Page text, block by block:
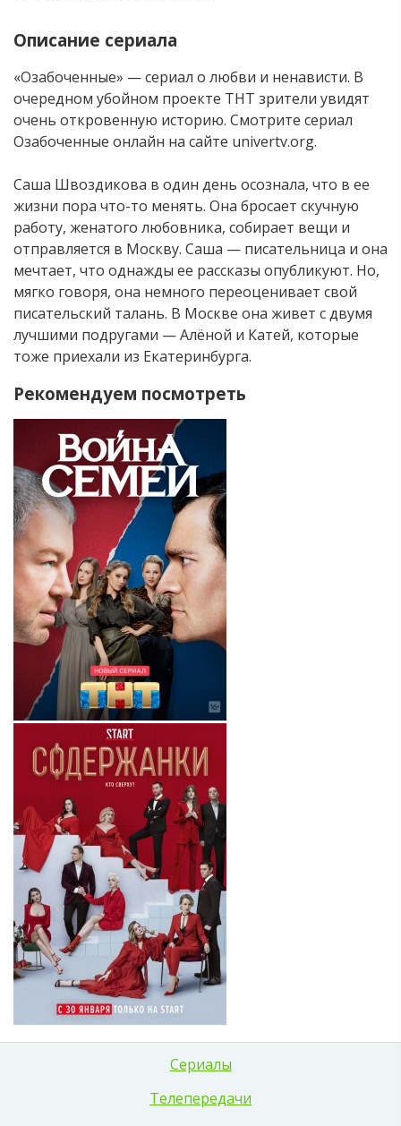
Описание сериала
«Озабоченные» — сериал о любви и ненависти. В
очередном убойном проекте ТНТ зрители увидят
очень откровенную историю. Смотрите сериал
Озабоченные онлайн на сайте univertv.org.
Саша Швоздикова в один день осознала, что в ее
жизни пора что-то менять. Она бросает скучную
работу, женатого любовника, собирает вещи и
отправляется в Москву. Саша — писательница и она
мечтает, что однажды ее рассказы опубликуют. Но,
мягко говоря, она немного переоценивает свой
писательский талань. В Москве она живет с двумя
лучшими подругами — Алёной и Катей, которые
тоже приехали из Екатеринбурга.
Рекомендуем посмотреть
Сериалы
Телепередачи